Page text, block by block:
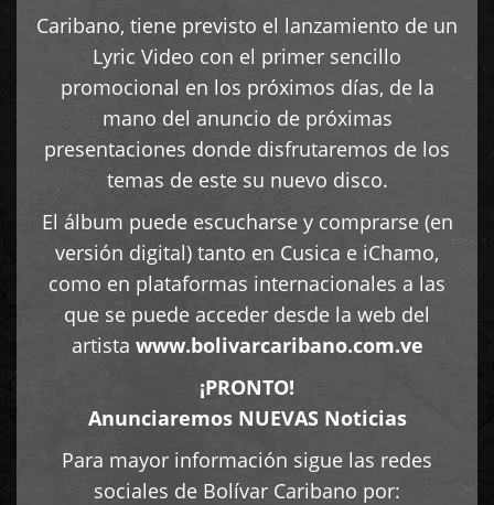
Caribano, tiene previsto el lanzamiento de un
Lyric Video con el primer sencillo
promocional en los próximos días, de la
mano del anuncio de próximas
presentaciones donde disfrutaremos de los
temas de este su nuevo disco.
El álbum puede escucharse y comprarse (en
versión digital) tanto en Cusica e iChamo,
como en plataformas internacionales a las
que se puede acceder desde la web del
artista www.bolivarcaribano.com.ve
¡PRONTO!
Anunciaremos NUEVAS Noticias
Para mayor información sigue las redes
sociales de Bolívar Caribano por: